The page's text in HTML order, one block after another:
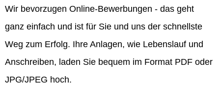
Wir bevorzugen Online-Bewerbungen - das geht
ganz einfach und ist für Sie und uns der schnellste
Weg zum Erfolg. Ihre Anlagen, wie Lebenslauf und
Anschreiben, laden Sie bequem im Format PDF oder
JPG/JPEG hoch.